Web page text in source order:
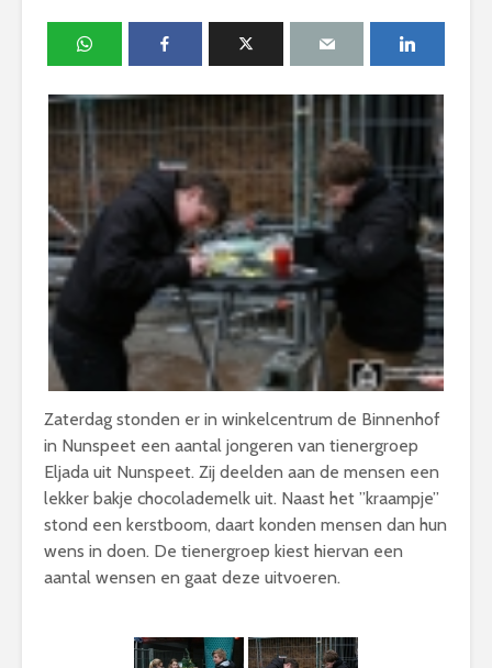
Zaterdag stonden er in winkelcentrum de Binnenhof
in Nunspeet een aantal jongeren van tienergroep
Eljada uit Nunspeet. Zij deelden aan de mensen een
lekker bakje chocolademelk uit. Naast het ”kraampje”
stond een kerstboom, daart konden mensen dan hun
wens in doen. De tienergroep kiest hiervan een
aantal wensen en gaat deze uitvoeren.